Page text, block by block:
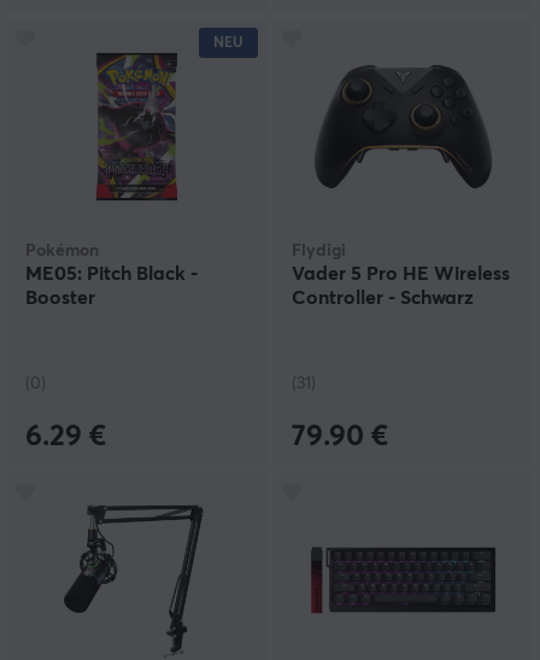
NEU
Pokémon
ME05: Pitch Black -
Booster
(0)
6.29 €
Flydigi
Vader 5 Pro HE Wireless
Controller - Schwarz
(31)
79.90 €